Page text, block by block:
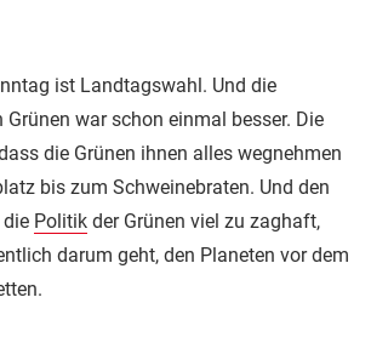
ist Landtagswahl. Und die
war schon einmal besser. Die
die Grünen ihnen alles wegnehmen
bis zum Schweinebraten. Und den
die Politik der Grünen viel zu zaghaft,
darum geht, den Planeten vor dem